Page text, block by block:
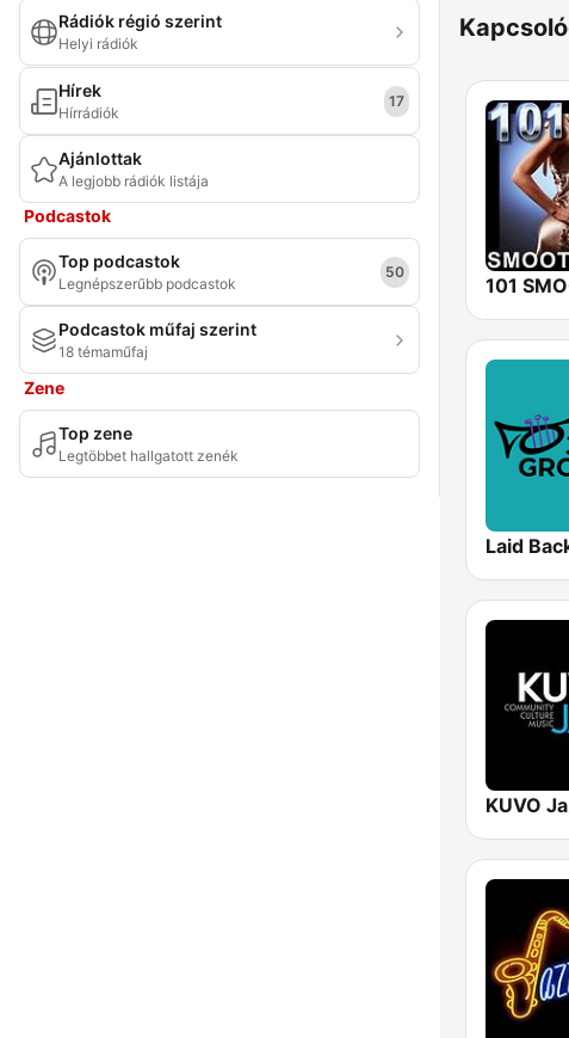
Rádiók régió szerint
Helyi rádiók
Hírek
Hírrádiók
17
Ajánlottak
A legjobb rádiók listája
Podcastok
Top podcastok
Legnépszerűbb podcastok
50
Podcastok műfaj szerint
18 témaműfaj
Zene
Top zene
Legtöbbet hallgatott zenék
Laid